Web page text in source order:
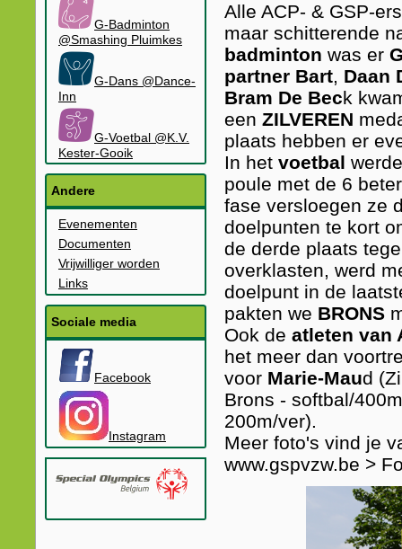
G-Badminton
@Smashing Pluimkes
G-Dans @Dance-
Inn
G-Voetbal @K.V.
Kester-Gooik
Andere
Evenementen
Documenten
Vrijwilliger worden
Links
Sociale media
Facebook
Instagram
Alle ACP- & GSP-
maar schitterende
badminton was er
partner Bart, Daan
Bram De Beck
een ZILVEREN
plaats hebben er
In het voetbal
poule met de 6
fase versloegen ze
doelpunten te kort
de derde plaats
overklasten, werd
doelpunt in de
pakten we BRONS
Ook de atleten van
het meer dan
voor Marie-Maud
Brons - softbal/
200m/ver).
Meer foto's vind je
www.gspvzw.be >